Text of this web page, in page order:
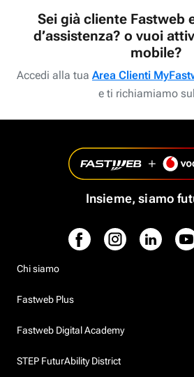
Sei già cliente Fastweb
d’assistenza? o vuoi
mobile?
Accedi alla tua Area Clienti
e ti richiamiamo
Insieme, siamo
Chi siamo
Fastweb Plus
Fastweb Digital Academy
STEP FuturAbility District